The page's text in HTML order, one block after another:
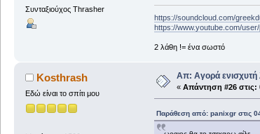
Συνταξιούχος Thrasher
https://soundcloud.com/
https://www.youtube.com/
2 λάθη != ένα σωστό
Kosthrash
Εδώ είναι το σπίτι μου
Απ: Αγορά ενισχυτή
« Απάντηση #26 στις:
Παράθεση από: panixgr στις